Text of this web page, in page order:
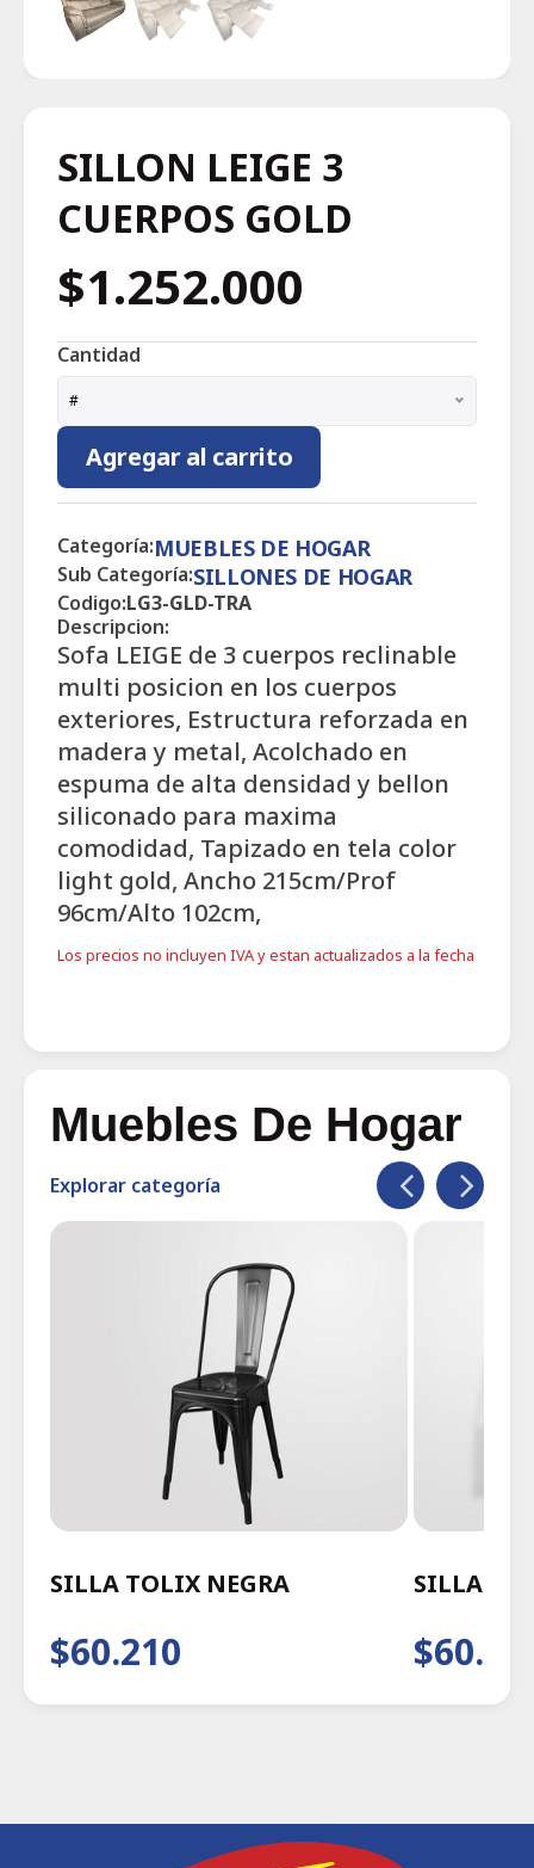
SILLON LEIGE 3
CUERPOS GOLD
$1.252.000
Cantidad
#
Agregar al carrito
Categoría:MUEBLES DE HOGAR
Sub Categoría:SILLONES DE HOGAR
Codigo:LG3-GLD-TRA
Descripcion:
Sofa LEIGE de 3 cuerpos reclinable
multi posicion en los cuerpos
exteriores, Estructura reforzada en
madera y metal, Acolchado en
espuma de alta densidad y bellon
siliconado para maxima
comodidad, Tapizado en tela color
light gold, Ancho 215cm/Prof
96cm/Alto 102cm,
Los precios no incluyen IVA y estan actualizados a la fecha
Muebles De Hogar
Explorar categoría
SILLA TOLIX NEGRA
$60.210
SILLA